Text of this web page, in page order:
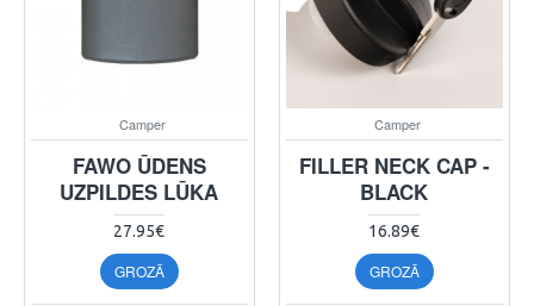
Camper
FAWO ŪDENS
UZPILDES LŪKA
27.95€
GROZĀ
Camper
FILLER NECK CAP -
BLACK
16.89€
GROZĀ